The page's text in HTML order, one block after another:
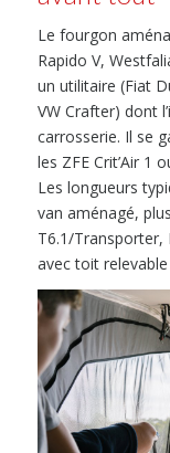
Le fourgon
Rapido V,
un utilitaire (Fiat
VW Crafter) dont
carrosserie. Il se
les ZFE Crit’Air 1
Les longueurs
van aménagé,
T6.1/Transporter,
avec toit